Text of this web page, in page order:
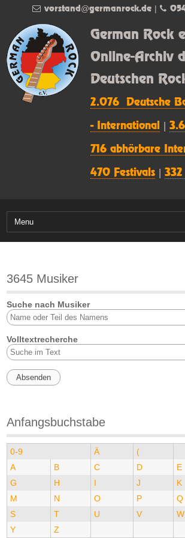
German Rock
Online-Archiv
Deutschen
2.076 Deutsche
- International |
716 abhörbare
470 Festivals |
vorstand@germanrock.de|
3645 Musiker
Suche nach Musiker
Volltextrecherche
Anfangsbuchstabe
0-9 Ä
(
A
B C D E
G
H I J K
M
N O P Q
S
T U V W
Y
Z